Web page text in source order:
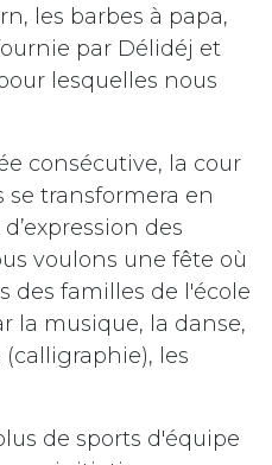
les barbes à papa,
par Délidéj et
lesquelles nous
consécutive, la cour
se transformera en
des
voulons une fête où
des familles de l'école
la musique, la danse,
(calligraphie), les
de sports d'équipe